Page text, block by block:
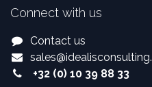
Connect with us
Contact us
sales@
+32 (0) 10 39 88 33